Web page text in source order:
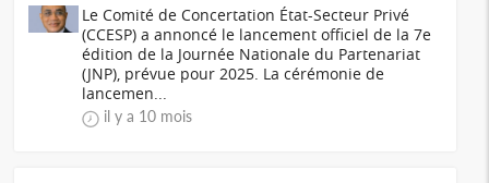
Le Comité de Concertation État-Secteur Privé
(CCESP) a annoncé le lancement officiel de la 7e
édition de la Journée Nationale du Partenariat
(JNP), prévue pour 2025. La cérémonie de
lancemen...
il y a 10 mois